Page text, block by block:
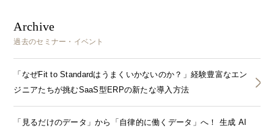
Archive
過去のセミナー・イベント
「なぜFit to Standardはうまくいかないのか？」経験豊富なエン
ジニアたちが挑むSaaS型ERPの新たな導入方法
「見るだけのデータ」から「自律的に働くデータ」へ！ 生成 AI